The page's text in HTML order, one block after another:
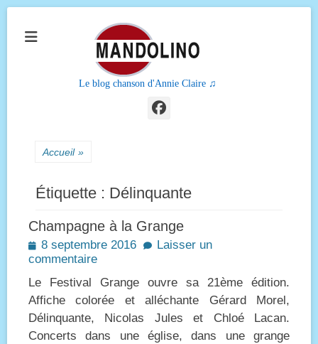
Le blog chanson d'Annie Claire ♫
Facebook
Accueil »
Étiquette : Délinquante
Champagne à la Grange
Posted
on
8 septembre 2016
Laisser un
commentaire
Le Festival Grange ouvre sa 21ème édition.
Affiche colorée et alléchante Gérard Morel,
Délinquante, Nicolas Jules et Chloé Lacan.
Concerts dans une église, dans une grange